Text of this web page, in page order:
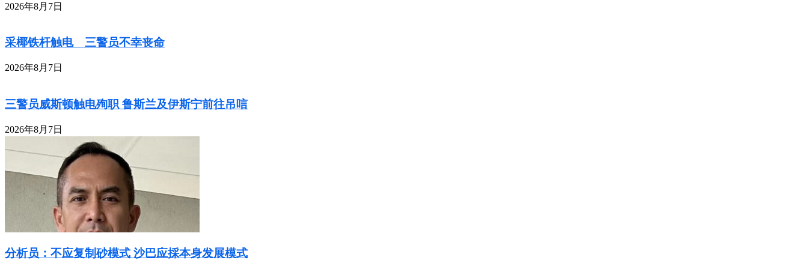
2026年8月7日
采椰铁杆触电 三警员不幸丧命
2026年8月7日
三警员威斯顿触电殉职 鲁斯兰及伊斯宁前往吊唁
2026年8月7日
分析员：不应复制砂模式 沙巴应採本身发展模式